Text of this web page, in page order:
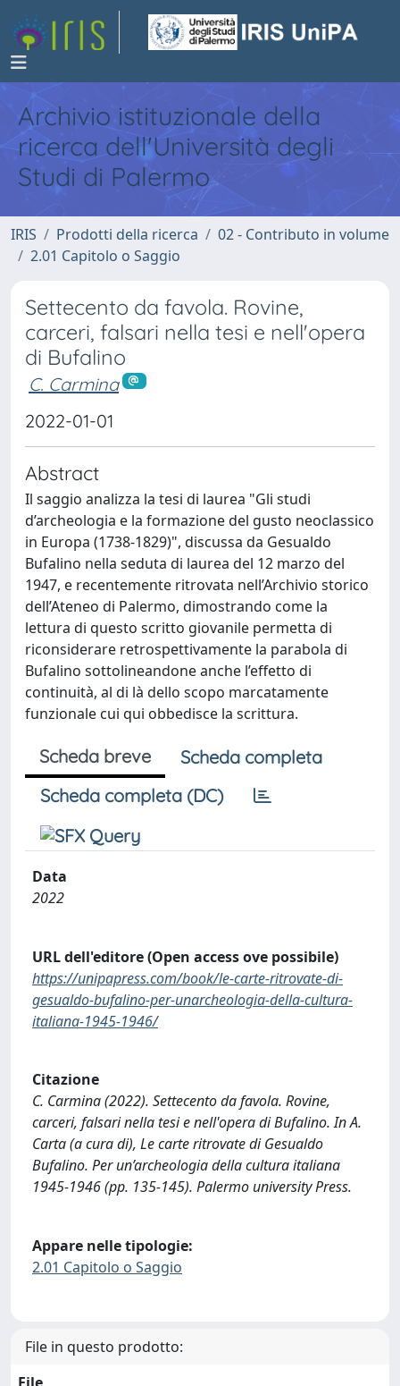
Archivio istituzionale della
ricerca dell'Università degli
Studi di Palermo
IRIS Prodotti della ricerca
02 - Contributo in volume
2.01 Capitolo o Saggio
Settecento da favola. Rovine,
carceri, falsari nella tesi e nell'opera
di Bufalino
C. Carmina
2022-01-01
Abstract
Il saggio analizza la tesi di laurea "Gli studi
d’archeologia e la formazione del gusto neoclassico
in Europa (1738-1829)", discussa da Gesualdo
Bufalino nella seduta di laurea del 12 marzo del
1947, e recentemente ritrovata nell’Archivio storico
dell’Ateneo di Palermo, dimostrando come la
lettura di questo scritto giovanile permetta di
riconsiderare retrospettivamente la parabola di
Bufalino sottolineandone anche l’effetto di
continuità, al di là dello scopo marcatamente
funzionale cui qui obbedisce la scrittura.
Scheda breve
Scheda completa
Scheda completa (DC)
Data
2022
URL dell'editore (Open access ove possibile)
https://unipapress.com/book/le-carte-ritrovate-di-
gesualdo-bufalino-per-unarcheologia-della-cultura-
italiana-1945-1946/
Citazione
C. Carmina (2022). Settecento da favola. Rovine,
carceri, falsari nella tesi e nell'opera di Bufalino. In A.
Carta (a cura di), Le carte ritrovate di Gesualdo
Bufalino. Per un’archeologia della cultura italiana
1945-1946 (pp. 135-145). Palermo university Press.
Appare nelle tipologie:
2.01 Capitolo o Saggio
File in questo prodotto: